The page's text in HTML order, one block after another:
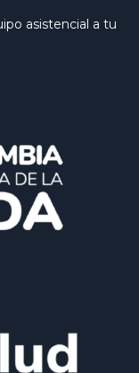
asistencial a tu